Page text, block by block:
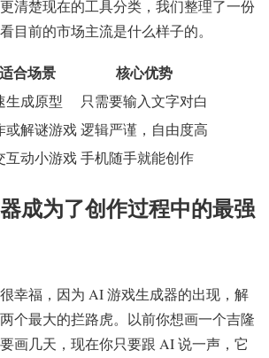
清楚现在的工具分类，我们整理了一份
目前的市场主流是什么样子的。
适合场景 核心优势
生成原型
只需要输入文字对白
或解谜游戏逻辑严谨，自由度高
互动小游戏手机随手就能创作
成为了创作过程中的最强
幸福，因为 AI 游戏生成器的出现，解
个最大的拦路虎。以前你想画一个吉隆
画几天，现在你只要跟 AI 说一声，它